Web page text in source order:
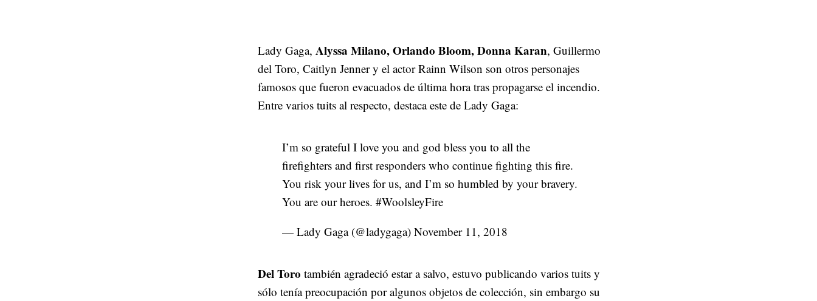
Lady Gaga, Alyssa Milano, Orlando Bloom, Donna Karan, Guillermo
del Toro, Caitlyn Jenner y el actor Rainn Wilson son otros personajes
famosos que fueron evacuados de última hora tras propagarse el incendio.
Entre varios tuits al respecto, destaca este de Lady Gaga:
I’m so grateful I love you and god bless you to all the
firefighters and first responders who continue fighting this fire.
You risk your lives for us, and I’m so humbled by your bravery.
You are our heroes. #WoolsleyFire
— Lady Gaga (@ladygaga) November 11, 2018
Del Toro también agradeció estar a salvo, estuvo publicando varios tuits y
sólo tenía preocupación por algunos objetos de colección, sin embargo su